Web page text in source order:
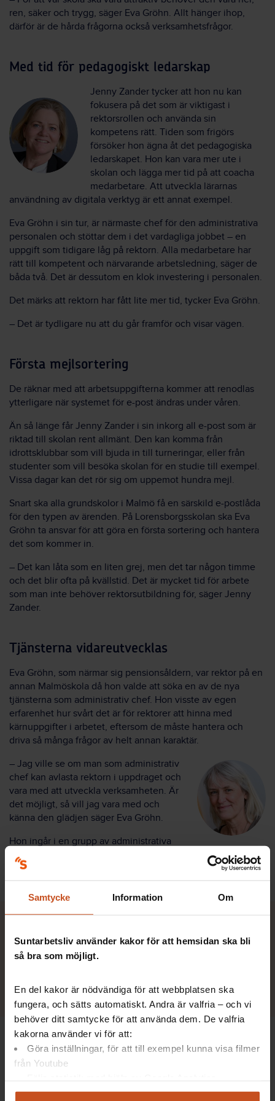
Samtycke Information Om
Suntarbetsliv använder kakor för att hemsidan ska bli
så bra som möjligt.
En del kakor är nödvändiga för att webbplatsen ska
fungera, och sätts automatiskt. Andra är valfria – och vi
behöver ditt samtycke för att använda dem. De valfria
kakorna använder vi för att:
Göra inställningar, för att till exempel kunna visa filmer
från Youtube
Analysera trafik för att kunna visa riktad information
ren, säker och trygg, säger Eva Gröhn. Allt hänger ihop,
därför är de hårda frågorna också verksamhetsfrågor.
Med tid för pedagogiskt ledarskap
Jenny Zander tycker att hon nu kan
fokusera på det som är viktigast i
rektorsrollen och använda sin
kompetens rätt. Tiden som frigörs
försöker hon ägna åt det pedagogiska
ledarskapet. Hon kan vara mer ute i
skolan och lägga mer tid på att coacha
medarbetare. Att utveckla lärarnas
användning av digitala verktyg är ett annat exempel.
Eva Gröhn i sin tur, är närmaste chef för den administrativa
personalen och stöttar dem i det vardagliga jobbet – en
uppgift som tidigare låg på rektorn. Alla medarbetare har
rätt till kompetent och närvarande arbetsledning, säger de
båda två. Det är dessutom en klok investering i personalen.
Det märks att rektorn har fått lite mer tid, tycker Eva Gröhn.
– Det är tydligare nu att du går framför och visar vägen.
Första mejlsortering
De räknar med att arbetsuppgifterna kommer att renodlas
ytterligare när systemet för e-post ändras under våren.
Än så länge får Jenny Zander i sin inkorg all e-post som är
riktad till skolan rent allmänt. Den kan komma från
idrottsklubbar som vill bjuda in till turneringar, eller från
studenter som vill besöka skolan för en studie till exempel.
Vissa dagar kan det rör sig om uppemot hundra mejl.
Snart ska alla grundskolor i Malmö få en särskild e-postlåda
för den typen av ärenden. På Lorensborgsskolan ska Eva
Gröhn ta ansvar för att göra en första sortering och hantera
det som kommer in.
– Det kan låta som en liten grej, men det tar någon timme
och det blir ofta på kvällstid. Det är mycket tid för arbete
som man inte behöver rektorsutbildning för, säger Jenny
Zander.
Tjänsterna vidareutvecklas
Eva Gröhn, som närmar sig pensionsåldern, var rektor på en
annan Malmöskola då hon valde att söka en av de nya
tjänsterna som administrativ chef. Hon visste av egen
erfarenhet hur svårt det är för rektorer att hinna med
kärnuppgifter i arbetet, eftersom de måste hantera och
driva så många frågor av helt annan karaktär.
– Jag ville se om man som administrativ
chef kan avlasta rektorn i uppdraget och
vara med att utveckla verksamheten. Är
det möjligt, så vill jag vara med och
känna den glädjen säger Eva Gröhn.
Hon ingår i en grupp av administrativa
chefer som nu träffas på förvaltningsnivå och diskuterar hur
de nya tjänsterna kan vidareutvecklas. Skolorna har både
gemensamma och specifika behov.
som skapar förutsättningar för
sätt.
De administrativa cheferna har också olika kompetens.
Man behöver inte alls ha varit rektor själv, betonar Eva